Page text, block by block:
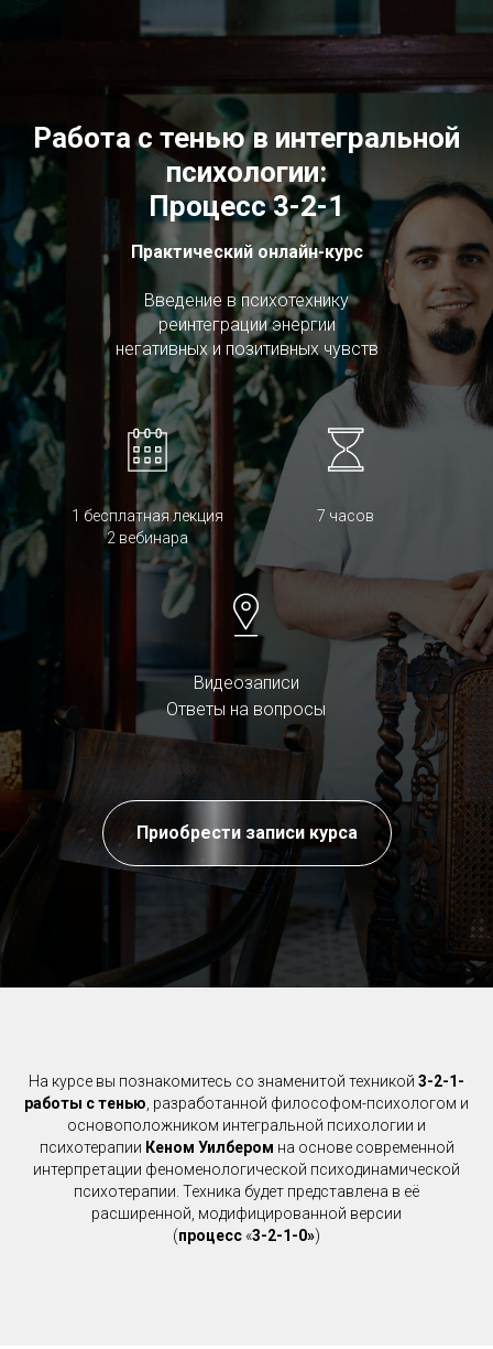
Работа с тенью в интегральной
психологии:
Процесс 3-2-1
Практический онлайн-курс
Введение в психотехнику
реинтеграции энергии
негативных и позитивных чувств
1 бесплатная лекция
2 вебинара
7 часов
Видеозаписи
Ответы на вопросы
Приобрести записи курса
На курсе вы познакомитесь со знаменитой техникой 3-2-1-
работы с тенью , разработанной философом-психологом и
основоположником интегральной психологии и
психотерапии Кеном Уилбером на основе современной
интерпретации феноменологической психодинамической
психотерапии. Техника будет представлена в её
расширенной, модифицированной версии
(процесс «3-2-1-0»)